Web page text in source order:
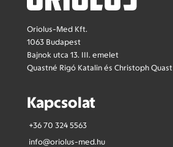
Oriolus-Med Kft.
1063 Budapest
Bajnok utca 13. III. emelet
Quastné Rigó Katalin és Christoph Quast
Kapcsolat
+36 70 324 5563
info@oriolus-med.hu